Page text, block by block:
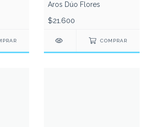
Aros Dúo Flores
$21.600
COMPRAR